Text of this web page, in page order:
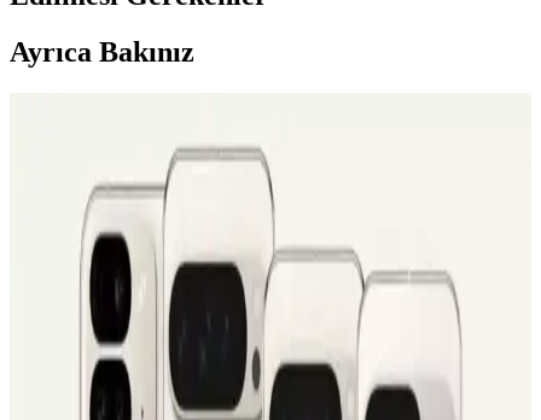
Ayrıca Bakınız
Gelişmiş Tasarım ve Yüksek Performans
Apple iPhone 16 Plus, 512GB depolama, gelişmiş kamera
özellikleri ve dayanıklı tasarımıyla öne çıkıyor. Güçlü A18 Bionic
çip, uzun pil ömrü ve 5G desteğiyle üstün kullanıcı deneyimi sunar.
AirPods Pro 4'te Kızılötesi Kameralar ve Kullanıcı
Deneyimine Etkileri
AirPods Pro 4'te kızılötesi kameralarla el hareketleri tanıma ve
Apple Vision Pro entegrasyonu mümkün olabilir. Ancak teknik
zorluklar ve gizlilik endişeleri önemli tartışma konuları olarak öne